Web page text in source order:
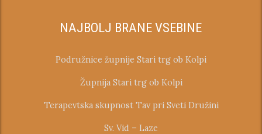
NAJBOLJ BRANE VSEBINE
Podružnice župnije Stari trg ob Kolpi
Župnija Stari trg ob Kolpi
Terapevtska skupnost Tav pri Sveti Družini
Sv. Vid – Laze